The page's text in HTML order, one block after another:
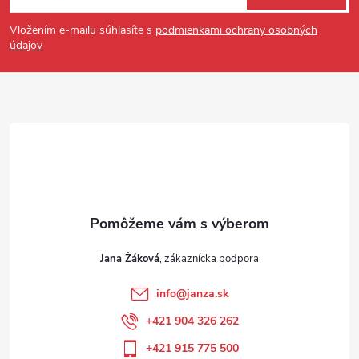
Vložením e-mailu súhlasíte s podmienkami ochrany osobných
údajov
Jana Žáková
info@janza.sk
+421 904 326 262
+421 915 775 500